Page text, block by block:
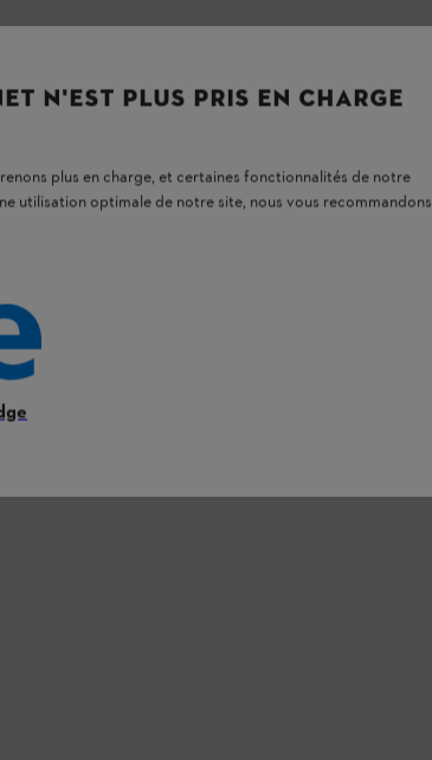
N'EST PLUS PRIS EN CHARGE
plus en charge, et certaines fonctionnalités de notre
utilisation optimale de notre site, nous vous recommandons